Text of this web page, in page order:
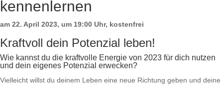
kennenlernen
am 22. April 2023, um 19:00 Uhr, kostenfrei
Kraftvoll dein Potenzial leben!
Wie kannst du die kraftvolle Energie von 2023 für dich nutzen
und dein eigenes Potenzial erwecken?
Vielleicht willst du deinem Leben eine neue Richtung geben und deine